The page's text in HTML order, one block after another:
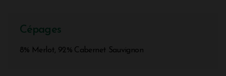
Cépages
8% Merlot, 92% Cabernet Sauvignon